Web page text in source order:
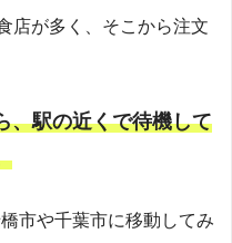
店が多く、そこから注文
、駅の近くで待機して
市や千葉市に移動してみ